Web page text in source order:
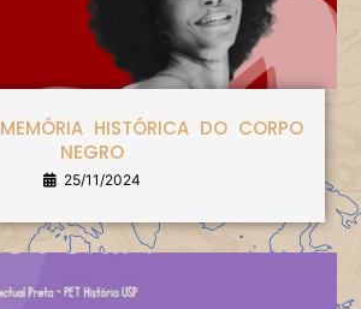
HISTÓRICA DO CORPO
NEGRO
25/11/2024